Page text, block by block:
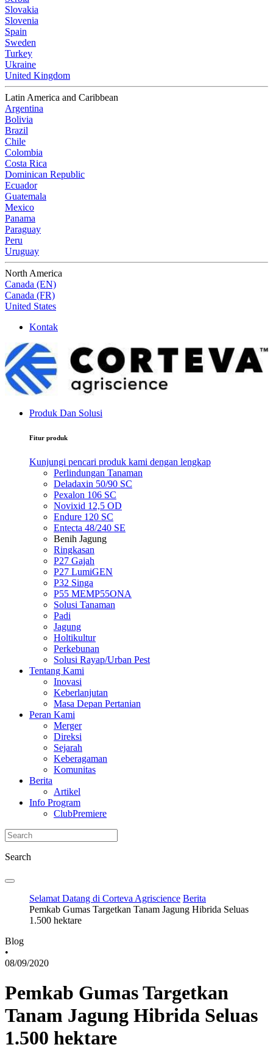
Slovakia
Slovenia
Spain
Sweden
Turkey
Ukraine
United Kingdom
Latin America and Caribbean
Argentina
Bolivia
Brazil
Chile
Colombia
Costa Rica
Dominican Republic
Ecuador
Guatemala
Mexico
Panama
Paraguay
Peru
Uruguay
North America
Canada (EN)
Canada (FR)
United States
Kontak
Produk Dan Solusi
Fitur produk
Kunjungi pencari produk kami dengan lengkap
Perlindungan Tanaman
Deladaxin 50/90 SC
Pexalon 106 SC
Novixid 12,5 OD
Endure 120 SC
Entecta 48/240 SE
Benih Jagung
Ringkasan
P27 Gajah
P27 LumiGEN
P32 Singa
P55 MEMP55ONA
Solusi Tanaman
Padi
Jagung
Holtikultur
Perkebunan
Solusi Rayap/Urban Pest
Tentang Kami
Inovasi
Keberlanjutan
Masa Depan Pertanian
Peran Kami
Merger
Direksi
Sejarah
Keberagaman
Komunitas
Berita
Artikel
Info Program
ClubPremiere
Search
Selamat Datang di Corteva Agriscience Berita
Pemkab Gumas Targetkan Tanam Jagung Hibrida Seluas
1.500 hektare
Blog
•
08/09/2020
Pemkab Gumas Targetkan
Tanam Jagung Hibrida Seluas
1.500 hektare